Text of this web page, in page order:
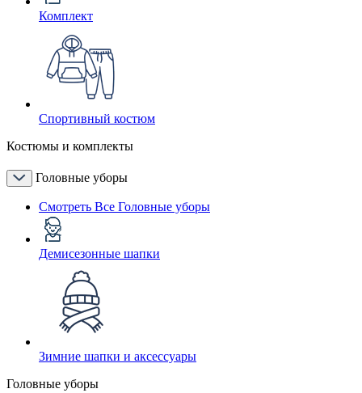
Комплект
Спортивный костюм
Костюмы и комплекты
Головные уборы
Смотреть Все Головные уборы
Демисезонные шапки
Зимние шапки и аксессуары
Головные уборы